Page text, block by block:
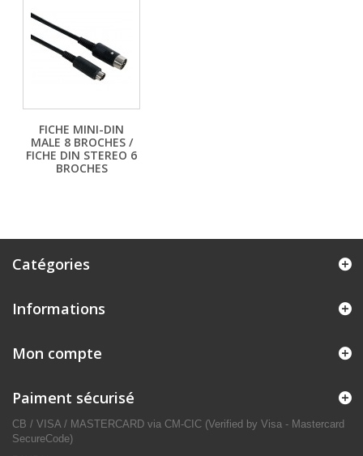
FICHE MINI-DIN
MALE 8 BROCHES /
FICHE DIN STEREO 6
BROCHES
Catégories
Informations
Mon compte
Paiment sécurisé
CB / VISA / MASTERCARD via CM-CIC (Verified by Visa - Mastercard
SecureCode)